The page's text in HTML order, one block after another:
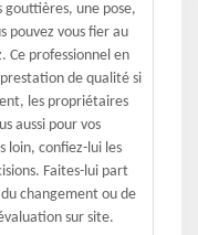
gouttières, une pose,
pouvez vous fier au
Ce professionnel en
de qualité si
les propriétaires
aussi pour vos
loin, confiez-lui les
Faites-lui part
changement ou de
sur site.